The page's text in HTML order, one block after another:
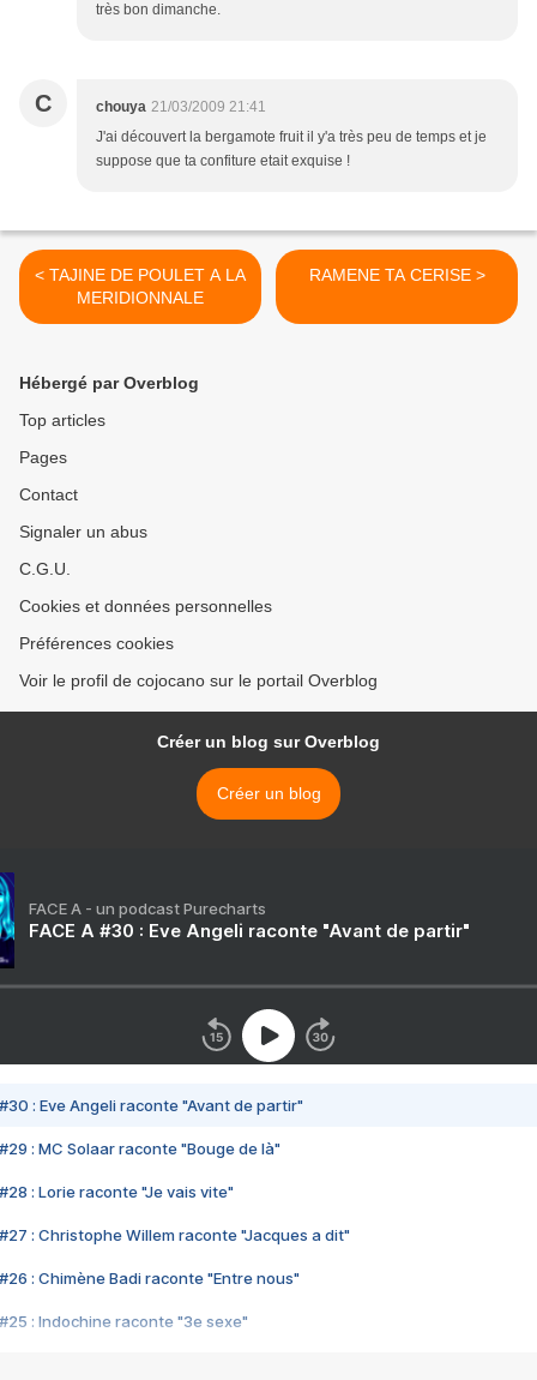
très bon dimanche.
C chouya 21/03/2009 21:41
J'ai découvert la bergamote fruit il y'a très peu de temps et je
suppose que ta confiture etait exquise !
< TAJINE DE POULET A LA
MERIDIONNALE
RAMENE TA CERISE >
Hébergé par Overblog
Top articles
Pages
Contact
Signaler un abus
C.G.U.
Cookies et données personnelles
Préférences cookies
Voir le profil de cojocano sur le portail Overblog
Créer un blog sur Overblog
Créer un blog
FACE A - un podcast Purecharts
FACE A #30 : Eve Angeli raconte "Avant de partir"
#30 : Eve Angeli raconte "Avant de partir"
#29 : MC Solaar raconte "Bouge de là"
#28 : Lorie raconte "Je vais vite"
#27 : Christophe Willem raconte "Jacques a dit"
#26 : Chimène Badi raconte "Entre nous"
#25 : Indochine raconte "3e sexe"